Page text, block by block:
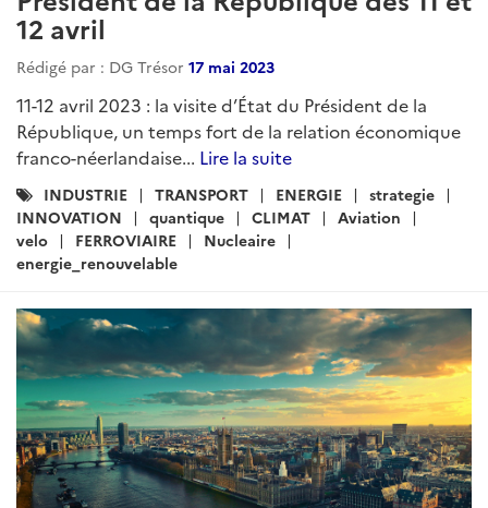
12 avril
Rédigé par : DG Trésor 17 mai 2023
11-12 avril 2023 : la visite d’État du Président de la
République, un temps fort de la relation économique
franco-néerlandaise... Lire la suite
Catégories
:
INDUSTRIE TRANSPORT ENERGIE
strategie
INNOVATION
quantique CLIMAT
Aviation
velo
FERROVIAIRE
Nucleaire
energie_renouvelable